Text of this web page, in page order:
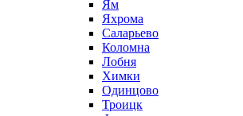
Ям
Яхрома
Саларьево
Коломна
Лобня
Химки
Одинцово
Троицк